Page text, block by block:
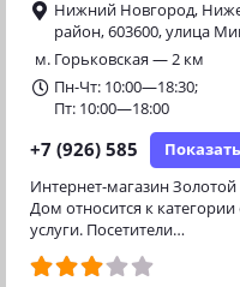
Нижний Новгород,
район, 603600, улица
м. Горьковская — 2 км
Пн-Чт: 10:00—18:30;
Пт: 10:00—18:00
+7 (926) 585 Показать
Интернет-магазин
Дом относится к
услуги. Посетители…